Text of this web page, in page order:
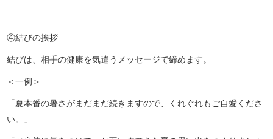
④結びの挨拶
結びは、相手の健康を気遣うメッセージで締めます。
＜一例＞
「夏本番の暑さがまだまだ続きますので、くれぐれもご自愛くださ
い。」